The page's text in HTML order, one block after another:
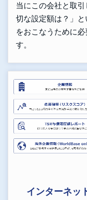
当にこの会社と取
切な設定額は？」
をおこなうために
す。
インターネッ